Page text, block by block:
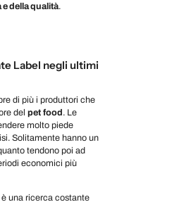
della qualità.
Label negli ultimi
di più i produttori che
del pet food . Le
molto piede
Solitamente hanno un
tendono poi ad
economici più
una ricerca costante